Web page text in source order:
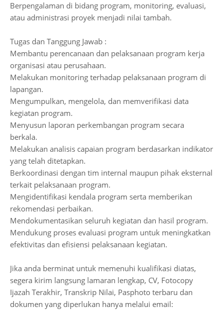
Berpengalaman di bidang program, monitoring, evaluasi,
atau administrasi proyek menjadi nilai tambah.
Tugas dan Tanggung Jawab :
Membantu perencanaan dan pelaksanaan program kerja
organisasi atau perusahaan.
Melakukan monitoring terhadap pelaksanaan program di
lapangan.
Mengumpulkan, mengelola, dan memverifikasi data
kegiatan program.
Menyusun laporan perkembangan program secara
berkala.
Melakukan analisis capaian program berdasarkan indikator
yang telah ditetapkan.
Berkoordinasi dengan tim internal maupun pihak eksternal
terkait pelaksanaan program.
Mengidentifikasi kendala program serta memberikan
rekomendasi perbaikan.
Mendokumentasikan seluruh kegiatan dan hasil program.
Mendukung proses evaluasi program untuk meningkatkan
efektivitas dan efisiensi pelaksanaan kegiatan.
Jika anda berminat untuk memenuhi kualifikasi diatas,
segera kirim langsung lamaran lengkap, CV, Fotocopy
Ijazah Terakhir, Transkrip Nilai, Pasphoto terbaru dan
dokumen yang diperlukan hanya melalui email: